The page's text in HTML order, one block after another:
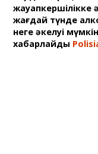
жауапкершілікке
жағдай түнде
неге әкелуі
хабарлайды